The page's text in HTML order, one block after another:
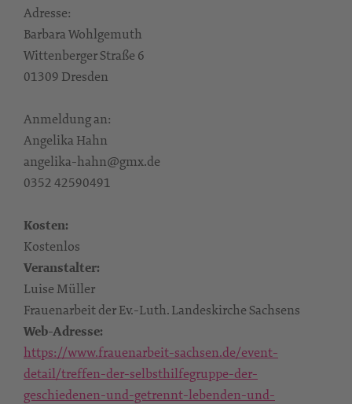
Adresse:
Barbara Wohlgemuth
Wittenberger Straße 6
01309 Dresden
Anmeldung an:
Angelika Hahn
angelika-hahn@gmx.de
0352 42590491
Kosten:
Kostenlos
Veranstalter:
Luise Müller
Frauenarbeit der Ev.-Luth. Landeskirche Sachsens
Web-Adresse:
https://www.frauenarbeit-sachsen.de/event-
detail/treffen-der-selbsthilfegruppe-der-
geschiedenen-und-getrennt-lebenden-und-